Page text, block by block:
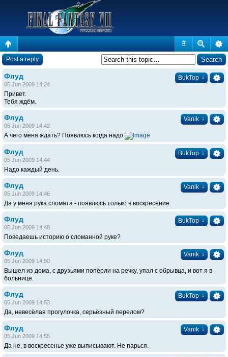
#
Post a reply
BukTop ↓
Флуд
05 Jun 2009 14:24
Привет.
Тебя ждём.
Vanik ↓
Флуд
05 Jun 2009 14:42
А чего меня ждать? Появлюсь когда надо
BukTop ↓
Флуд
05 Jun 2009 14:44
Надо каждый день.
Vanik ↓
Флуд
05 Jun 2009 14:46
Да у меня рука сломата - появлюсь только в воскресение.
BukTop ↓
Флуд
05 Jun 2009 14:48
Поведаешь историю о сломанной руке?
Vanik ↓
Флуд
05 Jun 2009 14:50
Вышел из дома, с друзьями попёрли на речку, упал с обрывца, и вот я в
больнице.
BukTop ↓
Флуд
05 Jun 2009 14:53
Да, невесёлая прогулочка, серьёзный перелом?
Vanik ↓
Флуд
05 Jun 2009 14:55
Да не, в воскресенье уже выписывают. Не парься.